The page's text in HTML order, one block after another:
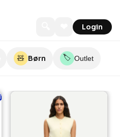
Login
🧸 Børn 🏷️ Outlet